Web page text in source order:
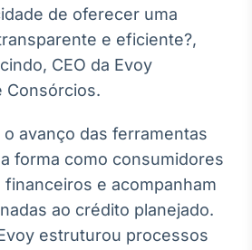
conteúdos
noticiosos
Broadcast
Monitoramento
notícias e
conteúdos
Broadcast
de oferecer uma
e eficiente?,
CEO da Evoy
Consórcios.
avanço das ferramentas
forma como consumidores
e acompanham
ao crédito planejado.
estruturou processos